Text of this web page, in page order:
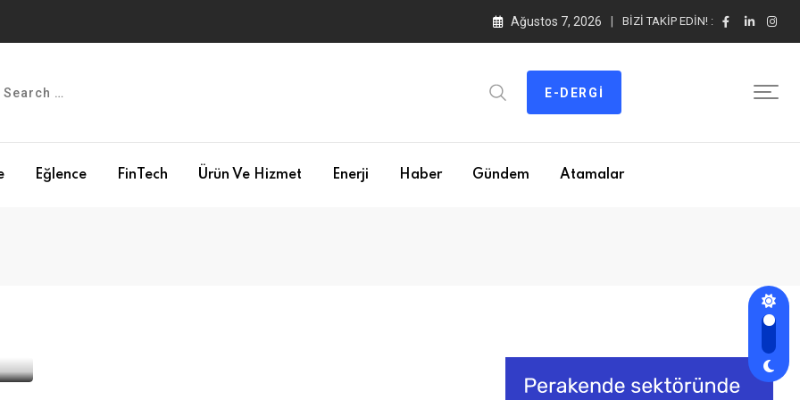
Ağustos 7, 2026 BIZI TAKIP EDIN! :
E-DERGI
Eğlence FinTech Ürün Ve Hizmet Enerji Haber Gündem Atamalar